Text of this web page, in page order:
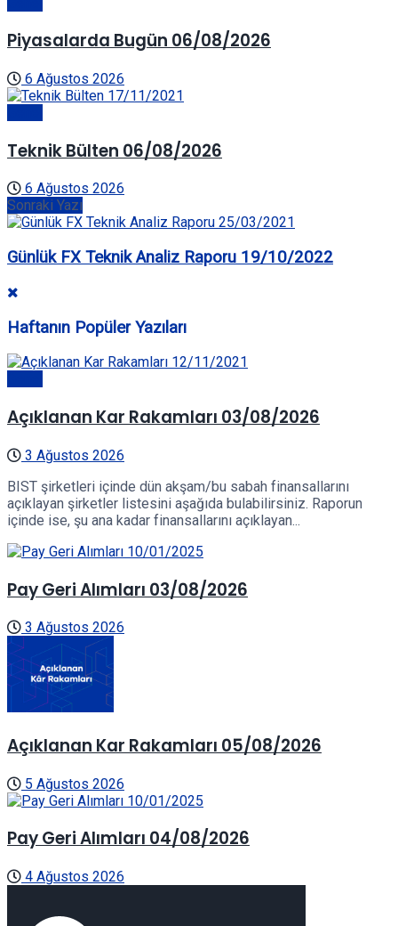
Piyasalarda Bugün 06/08/2026
6 Ağustos 2026
Teknik Bülten 06/08/2026
6 Ağustos 2026
Sonraki Yazı
Günlük FX Teknik Analiz Raporu 19/10/2022
Haftanın Popüler Yazıları
Açıklanan Kar Rakamları 03/08/2026
3 Ağustos 2026
BIST şirketleri içinde dün akşam/bu sabah finansallarını
açıklayan şirketler listesini aşağıda bulabilirsiniz. Raporun
içinde ise, şu ana kadar finansallarını açıklayan...
Pay Geri Alımları 03/08/2026
3 Ağustos 2026
Açıklanan Kar Rakamları 05/08/2026
5 Ağustos 2026
Pay Geri Alımları 04/08/2026
4 Ağustos 2026